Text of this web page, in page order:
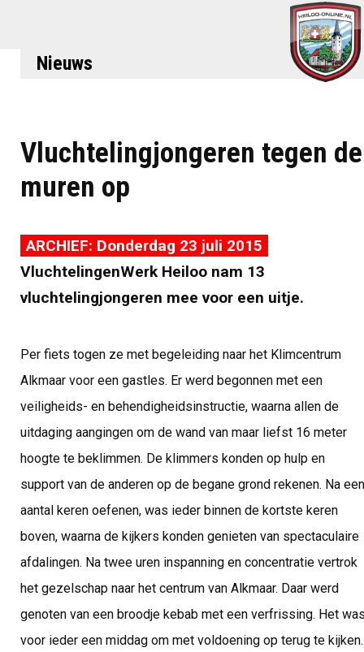
Nieuws
Vluchtelingjongeren tegen de
muren op
ARCHIEF: Donderdag 23 juli 2015
VluchtelingenWerk Heiloo nam 13
vluchtelingjongeren mee voor een uitje.
Per fiets togen ze met begeleiding naar het Klimcentrum
Alkmaar voor een gastles. Er werd begonnen met een
veiligheids- en behendigheidsinstructie, waarna allen de
uitdaging aangingen om de wand van maar liefst 16 meter
hoogte te beklimmen. De klimmers konden op hulp en
support van de anderen op de begane grond rekenen. Na een
aantal keren oefenen, was ieder binnen de kortste keren
boven, waarna de kijkers konden genieten van spectaculaire
afdalingen. Na twee uren inspanning en concentratie vertrok
het gezelschap naar het centrum van Alkmaar. Daar werd
genoten van een broodje kebab met een verfrissing. Het
voor ieder een middag om met voldoening op terug te kijken.